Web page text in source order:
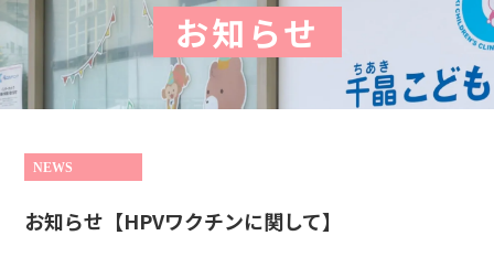
お知らせ
NEWS
お知らせ【HPVワクチンに関して】